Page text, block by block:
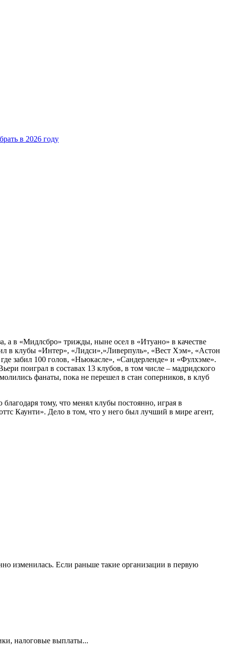
в 2026 году
а в «Мидлсбро» трижды, ныне осел в «Итуано» в качестве
в клубы «Интер», «Лидси»,»Ливерпуль», «Вест Хэм», «Астон
забил 100 голов, «Ньюкасле», «Сандерленде» и «Фулхэме».
поиграл в составах 13 клубов, в том числе – мадридского
фанаты, пока не перешел в стан соперников, в клуб
тому, что менял клубы постоянно, играя в
Каунти». Дело в том, что у него был лучший в мире агент,
изменилась. Если раньше такие организации в первую
налоговые выплаты...